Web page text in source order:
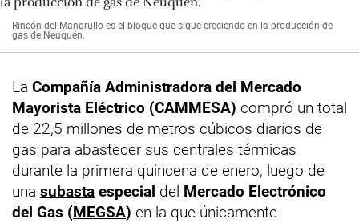
Rincón del Mangrullo es el bloque que sigue creciendo en la producción de
gas de Neuquén.
La Compañía Administradora del Mercado
Mayorista Eléctrico (CAMMESA) compró un total
de 22,5 millones de metros cúbicos diarios de
gas para abastecer sus centrales térmicas
durante la primera quincena de enero, luego de
una subasta especial del Mercado Electrónico
del Gas (MEGSA) en la que únicamente